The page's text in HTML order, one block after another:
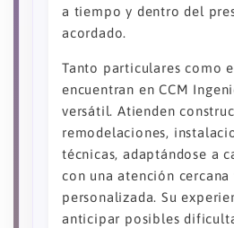
a tiempo y dentro del
acordado.
Tanto particulares como
encuentran en CCM
versátil. Atienden
remodelaciones,
técnicas, adaptándose a
con una atención cercana
personalizada. Su
anticipar posibles